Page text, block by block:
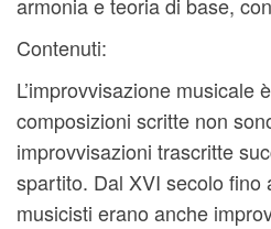
Contenuti:
L’improvvisazione musicale
composizioni scritte non
improvvisazioni trascritte
spartito. Dal XVI secolo fino
musicisti erano anche